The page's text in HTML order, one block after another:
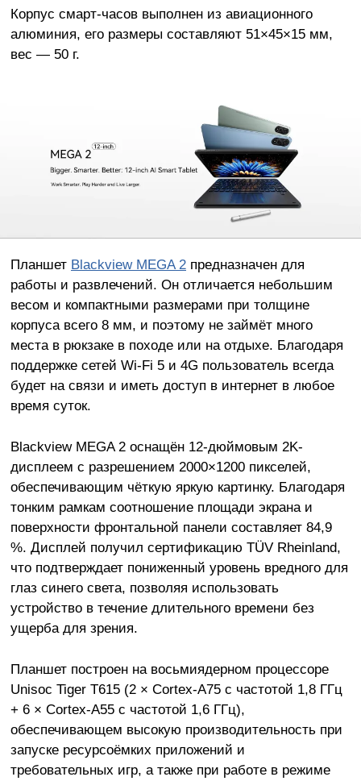
Корпус смарт-часов выполнен из авиационного
алюминия, его размеры составляют 51×45×15 мм,
вес — 50 г.
Планшет Blackview MEGA 2предназначен для
работы и развлечений. Он отличается небольшим
весом и компактными размерами при толщине
корпуса всего 8 мм, и поэтому не займёт много
места в рюкзаке в походе или на отдыхе. Благодаря
поддержке сетей Wi-Fi 5 и 4G пользователь всегда
будет на связи и иметь доступ в интернет в любое
время суток.
Blackview MEGA 2 оснащён 12-дюймовым 2K-
дисплеем с разрешением 2000×1200 пикселей,
обеспечивающим чёткую яркую картинку. Благодаря
тонким рамкам соотношение площади экрана и
поверхности фронтальной панели составляет 84,9
%. Дисплей получил сертификацию TÜV Rheinland,
что подтверждает пониженный уровень вредного для
глаз синего света, позволяя использовать
устройство в течение длительного времени без
ущерба для зрения.
Планшет построен на восьмиядерном процессоре
Unisoc Tiger T615 (2 × Cortex-A75 с частотой 1,8 ГГц
+ 6 × Cortex-A55 с частотой 1,6 ГГц),
обеспечивающем высокую производительность при
запуске ресурсоёмких приложений и
требовательных игр, а также при работе в режиме